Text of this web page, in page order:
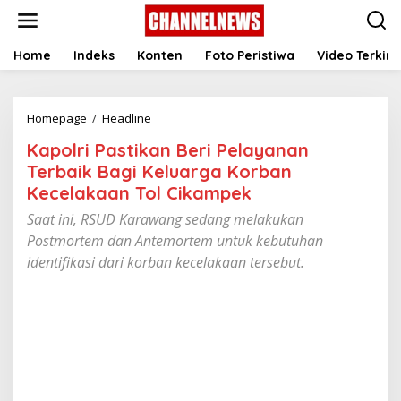
t
Home Indeks Konten Foto Peristiwa Video Terkini
Homepage / Headline
p
o
l
r
i
a
s
Kapolri Pastikan Beri Pelayanan
Terbaik Bagi Keluarga Korban
Kecelakaan Tol Cikampek
Saat ini, RSUD Karawang sedang melakukan
Postmortem dan Antemortem untuk kebutuhan
identifikasi dari korban kecelakaan tersebut.